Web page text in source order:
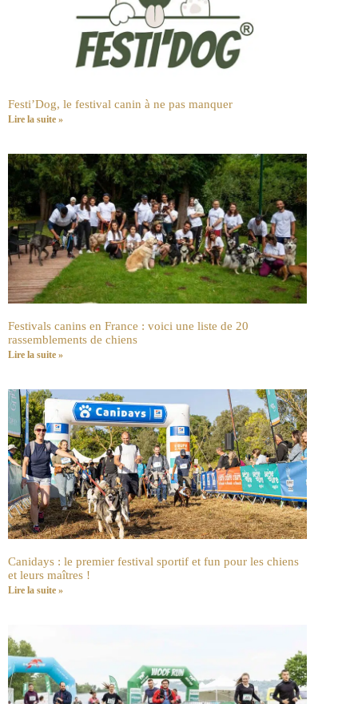
Festi’Dog, le festival canin à ne pas manquer
Lire la suite »
Festivals canins en France : voici une liste de 20
rassemblements de chiens
Lire la suite »
Canidays : le premier festival sportif et fun pour les chiens
et leurs maîtres !
Lire la suite »